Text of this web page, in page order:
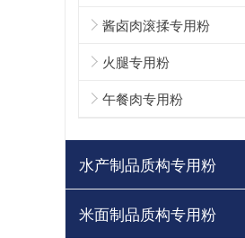
酱卤肉滚揉专用粉
火腿专用粉
午餐肉专用粉
水产制品质构专用粉
米面制品质构专用粉